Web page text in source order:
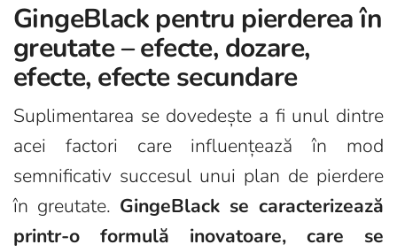
GingeBlack pentru pierderea în
greutate – efecte, dozare,
efecte, efecte secundare
Suplimentarea se dovedește a fi unul dintre
acei factori care influențează în mod
semnificativ succesul unui plan de pierdere
în greutate. GingeBlack se caracterizează
printr-o formulă inovatoare, care se